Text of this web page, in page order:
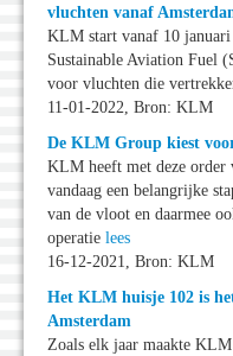
vluchten vanaf
KLM start vanaf 10
Sustainable Aviation Fuel
voor vluchten die
11-01-2022, Bron: KLM
De KLM Group kiest
KLM heeft met deze
vandaag een belangrijke
van de vloot en daarmee
operatie lees
16-12-2021, Bron: KLM
Het KLM huisje 102 is
Amsterdam
Zoals elk jaar maakte